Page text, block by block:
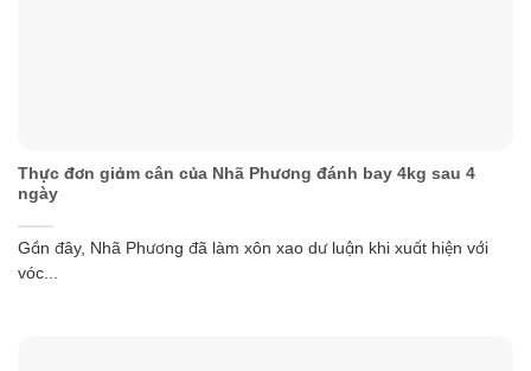
Thực đơn giảm cân của Nhã Phương đánh bay 4kg sau 4
ngày
Gần đây, Nhã Phương đã làm xôn xao dư luận khi xuất hiện với
vóc...